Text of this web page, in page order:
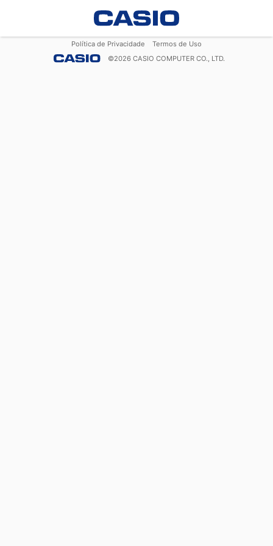
Política de Privacidade
Termos de Uso
©2026 CASIO COMPUTER CO., LTD.